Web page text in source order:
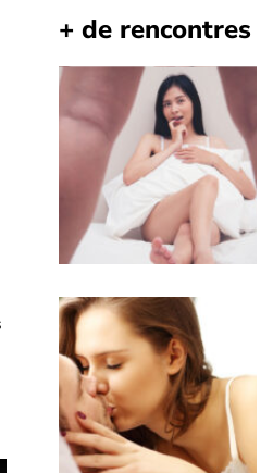
+ de rencontres